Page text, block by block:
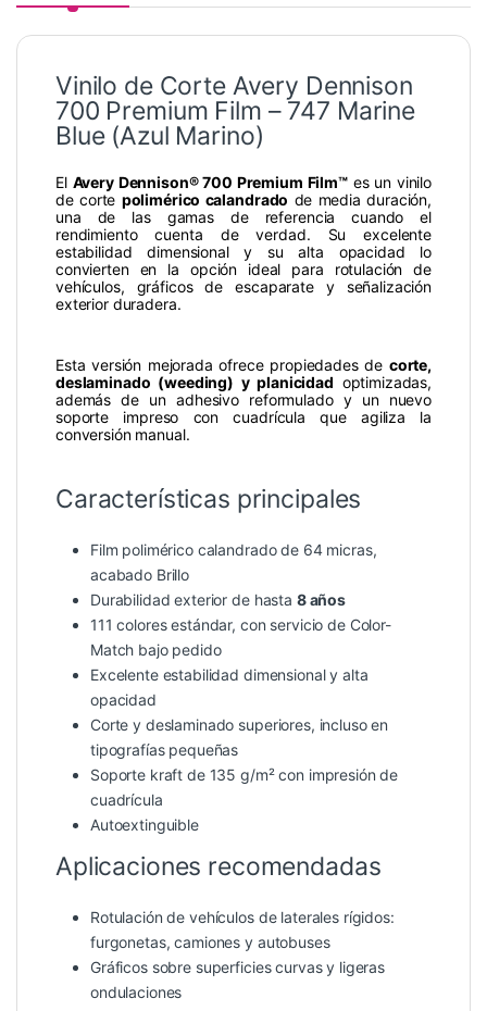
Vinilo de Corte Avery Dennison
700 Premium Film – 747 Marine
Blue (Azul Marino)
El Avery Dennison® 700 Premium Film™es un vinilo
de corte polimérico calandrado de media duración,
una de las gamas de referencia cuando el
rendimiento cuenta de verdad. Su excelente
estabilidad dimensional y su alta opacidad lo
convierten en la opción ideal para rotulación de
vehículos, gráficos de escaparate y señalización
exterior duradera.
Esta versión mejorada ofrece propiedades de corte,
deslaminado (weeding) y planicidad optimizadas,
además de un adhesivo reformulado y un nuevo
soporte impreso con cuadrícula que agiliza la
conversión manual.
Características principales
Film polimérico calandrado de 64 micras,
acabado Brillo
Durabilidad exterior de hasta 8 años
111 colores estándar, con servicio de Color-
Match bajo pedido
Excelente estabilidad dimensional y alta
opacidad
Corte y deslaminado superiores, incluso en
tipografías pequeñas
Soporte kraft de 135 g/m² con impresión de
cuadrícula
Autoextinguible
Aplicaciones recomendadas
Rotulación de vehículos de laterales rígidos:
furgonetas, camiones y autobuses
Gráficos sobre superficies curvas y ligeras
ondulaciones